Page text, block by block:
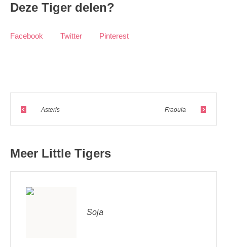
Deze Tiger delen?
Facebook Twitter Pinterest
Asteris Fraoula
Meer Little Tigers
Soja